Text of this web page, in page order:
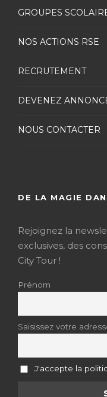
GROUPES
NOS ACTIONS RSE
RECRUTEMENT
DEVENEZ
NOUS CONTACTER
DE LA MAGIE
Rejoignez la
exclusives, des
City Tour !
Prénom
Saisissez votre
J'accepte la